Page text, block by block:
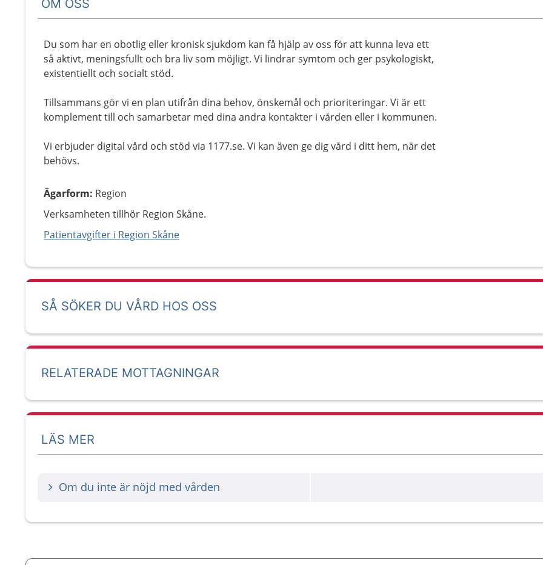
OM OSS
Du som har en obotlig eller kronisk sjukdom kan få hjälp av oss för att kunna leva ett
så aktivt, meningsfullt och bra liv som möjligt. Vi lindrar symtom och ger psykologiskt,
existentiellt och socialt stöd.
Tillsammans gör vi en plan utifrån dina behov, önskemål och prioriteringar. Vi är ett
komplement till och samarbetar med dina andra kontakter i vården eller i kommunen.
Vi erbjuder digital vård och stöd via 1177.se. Vi kan även ge dig vård i ditt hem, när det
behövs.
Ägarform: Region
Verksamheten tillhör Region Skåne.
Patientavgifter i Region Skåne
SÅ SÖKER DU VÅRD HOS OSS
RELATERADE MOTTAGNINGAR
LÄS MER
Om du inte är nöjd med vården